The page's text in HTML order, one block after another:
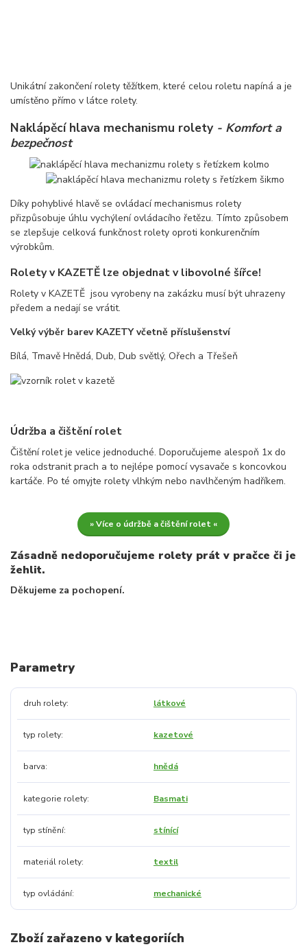
Unikátní zakončení rolety těžítkem, které celou roletu napíná a je
umístěno přímo v látce rolety.
Naklápěcí hlava mechanismu rolety - Komfort a
bezpečnost
Díky pohyblivé hlavě se ovládací mechanismus rolety
přizpůsobuje úhlu vychýlení ovládacího řetězu. Tímto způsobem
se zlepšuje celková funkčnost rolety oproti konkurenčním
výrobkům.
Rolety v KAZETĚ lze objednat v libovolné šířce!
Rolety v KAZETĚ jsou vyrobeny na zakázku musí být uhrazeny
předem a nedají se vrátit.
Velký výběr barev KAZETY včetně příslušenství
Bílá, Tmavě Hnědá, Dub, Dub světlý, Ořech a Třešeň
Údržba a čištění rolet
Čištění rolet je velice jednoduché. Doporučujeme alespoň 1x do
roka odstranit prach a to nejlépe pomocí vysavače s koncovkou
kartáče. Po té omyjte rolety vlhkým nebo navlhčeným hadříkem.
» Více o údržbě a čištění rolet «
Zásadně nedoporučujeme rolety prát v pračce či je
žehlit.
Děkujeme za pochopení.
Parametry
druh rolety látkové
typ rolety kazetové
barva hnědá
kategorie rolety Basmati
typ stínění stínící
materiál rolety textil
typ ovládání mechanické
Zboží zařazeno v kategoriích